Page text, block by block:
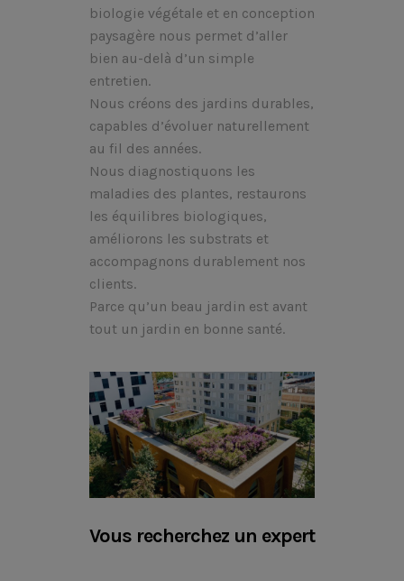
biologie végétale et en conception
paysagère nous permet d’aller
bien au-delà d’un simple
entretien.
Nous créons des jardins durables,
capables d’évoluer naturellement
au fil des années.
Nous diagnostiquons les
maladies des plantes, restaurons
les équilibres biologiques,
améliorons les substrats et
accompagnons durablement nos
clients.
Parce qu’un beau jardin est avant
tout un jardin en bonne santé.
Vous recherchez un expert